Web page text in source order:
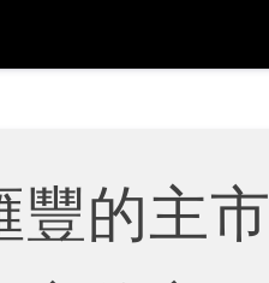
豐的主市